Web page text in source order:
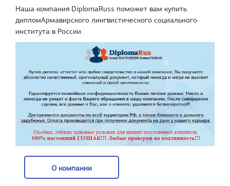
Наша компания DiplomaRuss поможет вам купить
дипломАрмавирского лингвистического социального
института в России.
О компании